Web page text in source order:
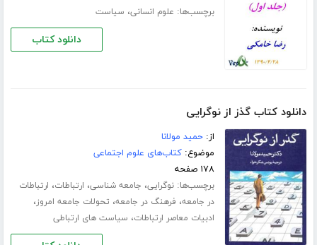
برچسب‌ها: علوم انسانی، سیاست
دانلود کتاب
دانلود کتاب گذز از نوگرایی
از:حمید مولانا
موضوع:کتاب‌های علوم اجتماعی
۱۷۸ صفحه
برچسب‌ها:نوگرایی، جامعه شناسی، ارتباطات، ارتباطات
در جامعه، فرهنگ در جامعه، تحولات جامعه امروز،
ادبیات معاصر ارتباطات، سیاست های ارتباطی